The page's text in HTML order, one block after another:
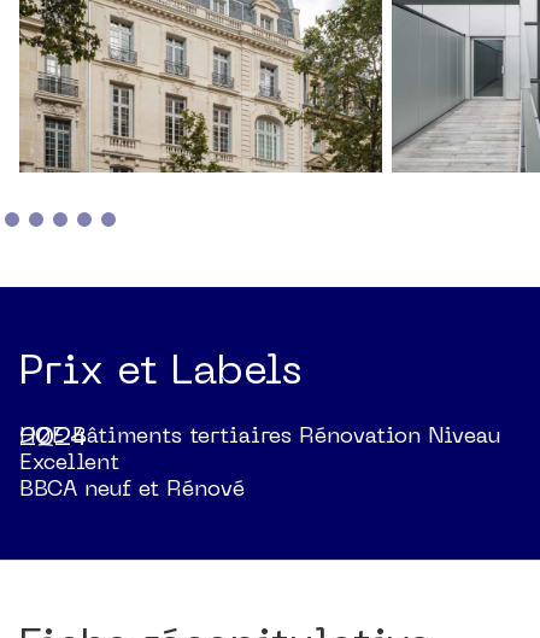
Prix et Labels
2024
HQE Bâtiments tertiaires Rénovation Niveau
Excellent
BBCA neuf et Rénové